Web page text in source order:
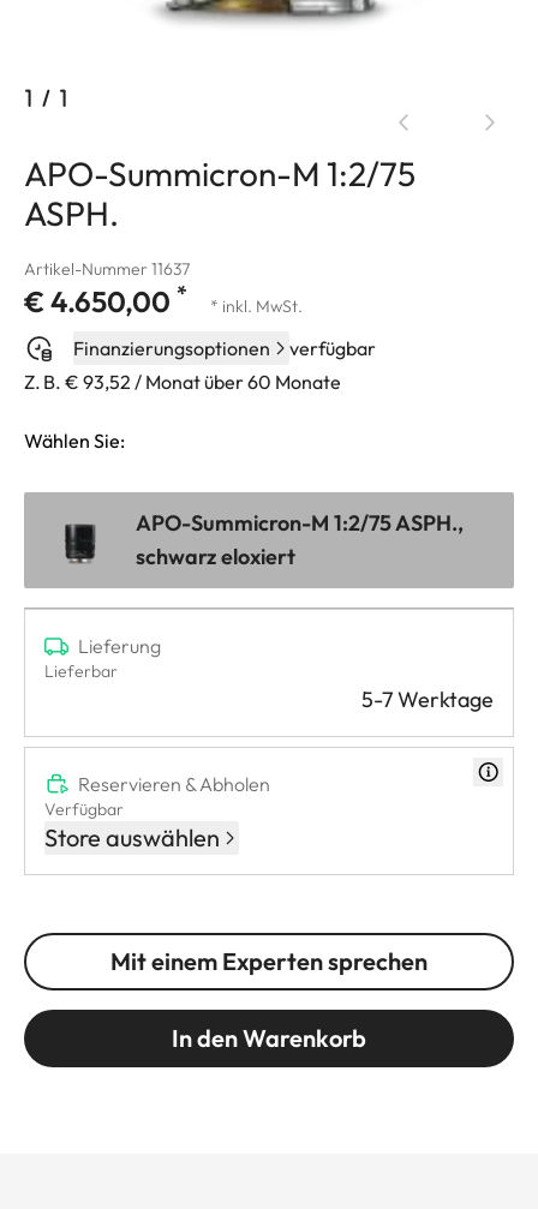
1 / 1
APO-Summicron-M 1:2/75
ASPH.
Artikel-Nummer 11637
€ 4.650,00 * * inkl. MwSt.
Finanzierungsoptionen
verfügbar
Z. B. € 93,52 / Monat über 60 Monate
Wählen Sie:
APO-Summicron-M 1:2/75 ASPH.,
schwarz eloxiert
Lieferung
Lieferbar
5-7 Werktage
Reservieren & Abholen
Verfügbar
Store auswählen
Mit einem Experten sprechen
In den Warenkorb